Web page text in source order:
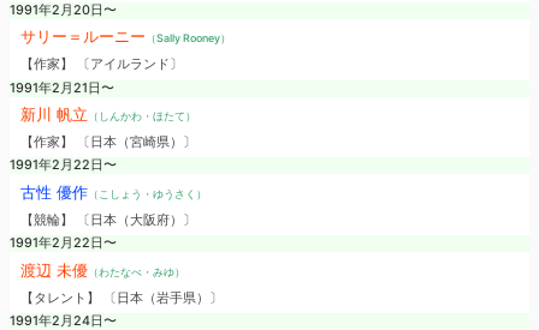
1991年2月20日〜
サリー＝ルーニー （Sally Rooney）
【作家】 〔アイルランド〕
1991年2月21日〜
新川 帆立 （しんかわ・ほたて）
【作家】 〔日本（宮崎県）〕
1991年2月22日〜
古性 優作（こしょう・ゆうさく）
【競輪】 〔日本（大阪府）〕
1991年2月22日〜
渡辺 未優（わたなべ・みゆ）
【タレント】 〔日本（岩手県）〕
1991年2月24日〜